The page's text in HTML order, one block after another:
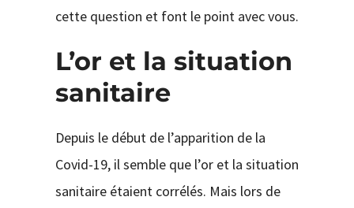
cette question et font le point avec vous.
L’or et la situation
sanitaire
Depuis le début de l’apparition de la
Covid-19, il semble que l’or et la situation
sanitaire étaient corrélés. Mais lors de